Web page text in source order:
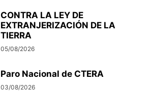
CONTRA LA LEY DE
EXTRANJERIZACIÓN DE LA
TIERRA
05/08/2026
Paro Nacional de CTERA
03/08/2026